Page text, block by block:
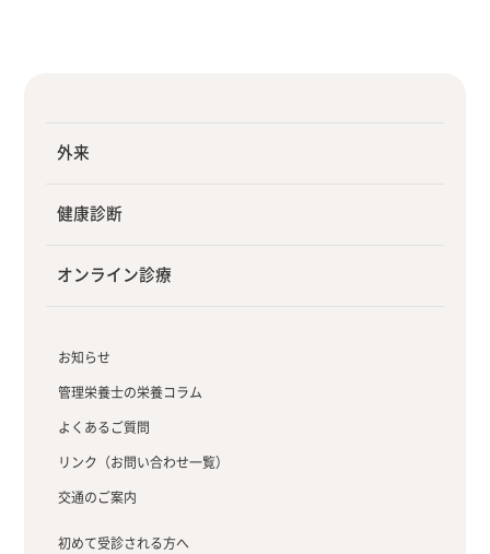
外来
健康診断
オンライン診療
お知らせ
管理栄養士の栄養コラム
よくあるご質問
リンク（お問い合わせ一覧）
交通のご案内
初めて受診される方へ